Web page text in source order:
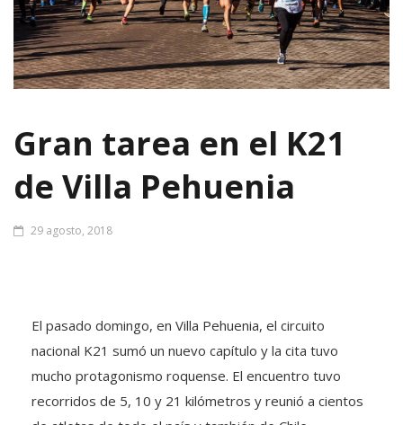
Gran tarea en el K21
de Villa Pehuenia
29 agosto, 2018
El pasado domingo, en Villa Pehuenia, el circuito
nacional K21 sumó un nuevo capítulo y la cita tuvo
mucho protagonismo roquense. El encuentro tuvo
recorridos de 5, 10 y 21 kilómetros y reunió a cientos